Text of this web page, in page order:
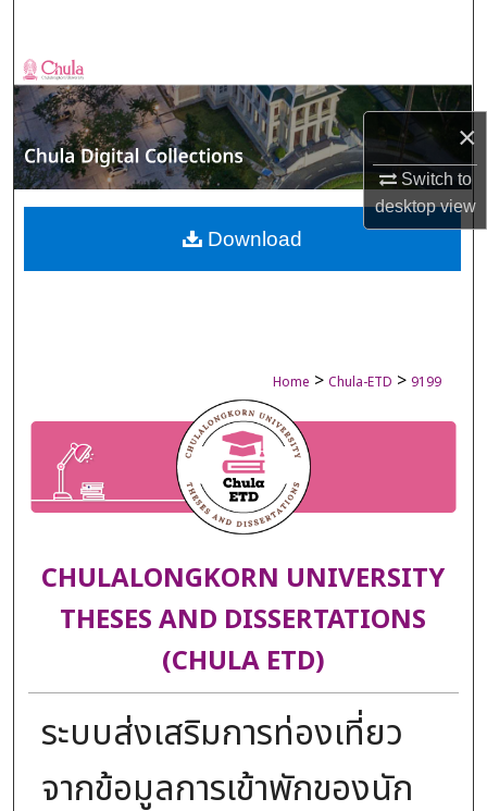
×
Switch to
desktopview
Browse Collections
My Account
About
Digital Commons Network™
Home > Chula-ETD > 9199
CHULALONGKORN UNIVERSITY
THESES AND DISSERTATIONS
(CHULA ETD)
ระบบส่งเสริมการท่องเที่ยว
จากข้อมูลการเข้าพักของนัก
Download